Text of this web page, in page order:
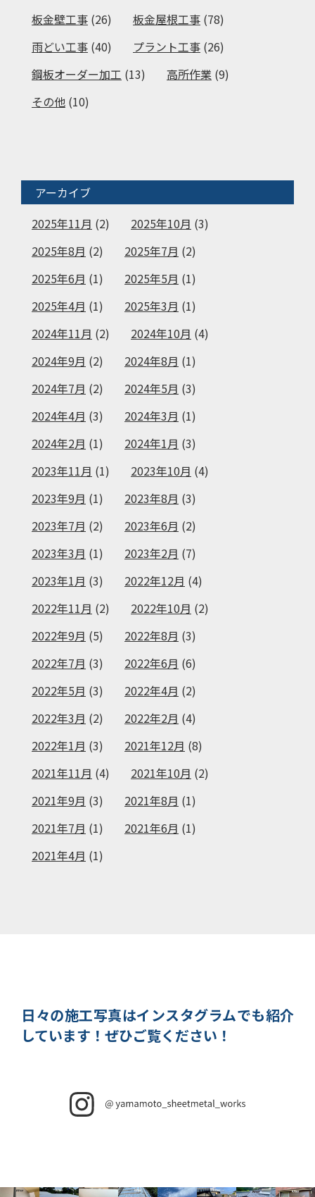
板金壁工事 (26) 板金屋根工事 (78)
雨どい工事 (40) プラント工事 (26)
鋼板オーダー加工 (13) 高所作業 (9)
その他 (10)
アーカイブ
2025年11月 (2) 2025年10月 (3)
2025年8月 (2) 2025年7月 (2)
2025年6月 (1) 2025年5月 (1)
2025年4月 (1) 2025年3月 (1)
2024年11月 (2) 2024年10月 (4)
2024年9月 (2) 2024年8月 (1)
2024年7月 (2) 2024年5月 (3)
2024年4月 (3) 2024年3月 (1)
2024年2月 (1) 2024年1月 (3)
2023年11月 (1) 2023年10月 (4)
2023年9月 (1) 2023年8月 (3)
2023年7月 (2) 2023年6月 (2)
2023年3月 (1) 2023年2月 (7)
2023年1月 (3) 2022年12月 (4)
2022年11月 (2) 2022年10月 (2)
2022年9月 (5) 2022年8月 (3)
2022年7月 (3) 2022年6月 (6)
2022年5月 (3) 2022年4月 (2)
2022年3月 (2) 2022年2月 (4)
2022年1月 (3) 2021年12月 (8)
2021年11月 (4) 2021年10月 (2)
2021年9月 (3) 2021年8月 (1)
2021年7月 (1) 2021年6月 (1)
2021年4月 (1)
日々の施工写真はインスタグラムでも紹介
しています！ ぜひご覧ください！